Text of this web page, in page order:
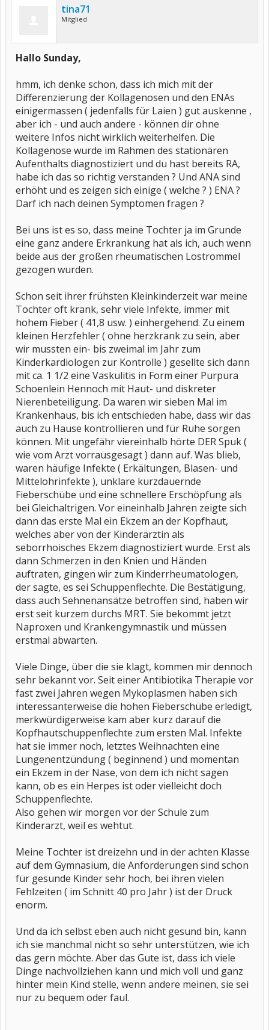
tina71
Mitglied
Hallo Sunday,
hmm, ich denke schon, dass ich mich mit der
Differenzierung der Kollagenosen und den ENAs
einigermassen ( jedenfalls für Laien ) gut auskenne ,
aber ich - und auch andere - können dir ohne
weitere Infos nicht wirklich weiterhelfen. Die
Kollagenose wurde im Rahmen des stationären
Aufenthalts diagnostiziert und du hast bereits RA,
habe ich das so richtig verstanden ? Und ANA sind
erhöht und es zeigen sich einige ( welche ? ) ENA ?
Darf ich nach deinen Symptomen fragen ?
Bei uns ist es so, dass meine Tochter ja im Grunde
eine ganz andere Erkrankung hat als ich, auch wenn
beide aus der großen rheumatischen Lostrommel
gezogen wurden.
Schon seit ihrer frühsten Kleinkinderzeit war meine
Tochter oft krank, sehr viele Infekte, immer mit
hohem Fieber ( 41,8 usw. ) einhergehend. Zu einem
kleinen Herzfehler ( ohne herzkrank zu sein, aber
wir mussten ein- bis zweimal im Jahr zum
Kinderkardiologen zur Kontrolle ) gesellte sich dann
mit ca. 1 1/2 eine Vaskulitis in Form einer Purpura
Schoenlein Hennoch mit Haut- und diskreter
Nierenbeteiligung. Da waren wir sieben Mal im
Krankenhaus, bis ich entschieden habe, dass wir das
auch zu Hause kontrollieren und für Ruhe sorgen
können. Mit ungefähr viereinhalb hörte DER Spuk (
wie vom Arzt vorrausgesagt ) dann auf. Was blieb,
waren häufige Infekte ( Erkältungen, Blasen- und
Mittelohrinfekte ), unklare kurzdauernde
Fieberschübe und eine schnellere Erschöpfung als
bei Gleichaltrigen. Vor eineinhalb Jahren zeigte sich
dann das erste Mal ein Ekzem an der Kopfhaut,
welches aber von der Kinderärztin als
seborrhoisches Ekzem diagnostiziert wurde. Erst als
dann Schmerzen in den Knien und Händen
auftraten, gingen wir zum Kinderrheumatologen,
der sagte, es sei Schuppenflechte. Die Bestätigung,
dass auch Sehnenansätze betroffen sind, haben wir
erst seit kurzem durchs MRT. Sie bekommt jetzt
Naproxen und Krankengymnastik und müssen
erstmal abwarten.
Viele Dinge, über die sie klagt, kommen mir dennoch
sehr bekannt vor. Seit einer Antibiotika Therapie vor
fast zwei Jahren wegen Mykoplasmen haben sich
interessanterweise die hohen Fieberschübe erledigt,
merkwürdigerweise kam aber kurz darauf die
Kopfhautschuppenflechte zum ersten Mal. Infekte
hat sie immer noch, letztes Weihnachten eine
Lungenentzündung ( beginnend ) und momentan
ein Ekzem in der Nase, von dem ich nicht sagen
kann, ob es ein Herpes ist oder vielleicht doch
Schuppenflechte.
Also gehen wir morgen vor der Schule zum
Kinderarzt, weil es wehtut.
Meine Tochter ist dreizehn und in der achten Klasse
auf dem Gymnasium, die Anforderungen sind schon
für gesunde Kinder sehr hoch, bei ihren vielen
Fehlzeiten ( im Schnitt 40 pro Jahr ) ist der Druck
enorm.
Und da ich selbst eben auch nicht gesund bin, kann
ich sie manchmal nicht so sehr unterstützen, wie ich
das gern möchte. Aber das Gute ist, dass ich viele
Dinge nachvollziehen kann und mich voll und ganz
hinter mein Kind stelle, wenn andere meinen, sie sei
nur zu bequem oder faul.